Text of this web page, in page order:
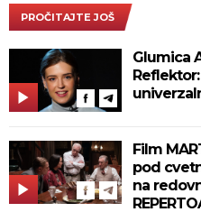
PROČITAJTE JOŠ
Glumica
Film
pod
na